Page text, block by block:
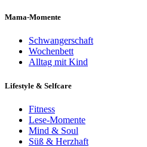
Mama-Momente
Schwangerschaft
Wochenbett
Alltag mit Kind
Lifestyle & Selfcare
Fitness
Lese-Momente
Mind & Soul
Süß & Herzhaft